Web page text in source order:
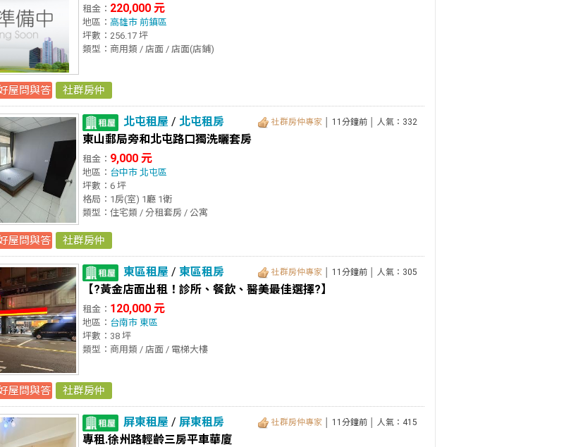
租金： 220,000 元
地區： 高雄市 前鎮區
坪數：256.17 坪
類型：商用類 / 店面 / 店面(店鋪)
屋問與答 社群房仲
北屯租屋 / 北屯租房 社群房仲專家 │ 11分鐘前 │ 人氣：332
東山郵局旁和北屯路口獨洗曬套房
租金： 9,000 元
地區： 台中市 北屯區
坪數：6 坪
格局：1房(室) 1廳 1衛
類型：住宅類 / 分租套房 / 公寓
屋問與答 社群房仲
東區租屋 / 東區租房 社群房仲專家 │ 11分鐘前 │ 人氣：305
【?黃金店面出租！診所、餐飲、醫美最佳選擇?】
租金： 120,000 元
地區： 台南市 東區
坪數：38 坪
類型：商用類 / 店面 / 電梯大樓
屋問與答 社群房仲
屏東租屋 / 屏東租房 社群房仲專家 │ 11分鐘前 │ 人氣：415
專租.徐州路輕齡三房平車華廈